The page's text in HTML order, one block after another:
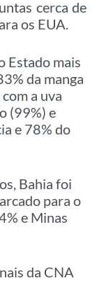
cerca de
os EUA.
Estado mais
da manga
a uva
(99%) e
e 78% do
Bahia foi
para o
e Minas
da CNA